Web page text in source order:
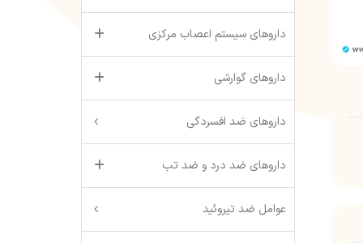
داروهای سیستم اعصاب مرکزی
داروهای گوارشی
داروهای ضد افسردگی
داروهای ضد درد و ضد تب
عوامل ضد تیروئید